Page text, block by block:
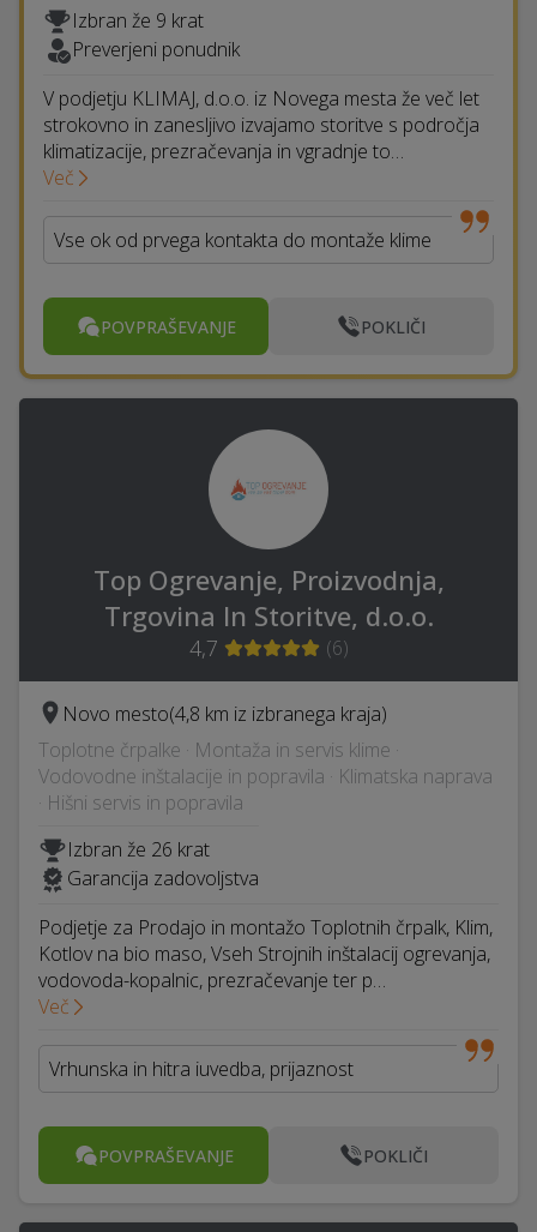
Izbran že 9 krat
Preverjeni ponudnik
V podjetju KLIMAJ, d.o.o. iz Novega mesta že več let
strokovno in zanesljivo izvajamo storitve s področja
klimatizacije, prezračevanja in vgradnje to…
Več
Vse ok od prvega kontakta do montaže klime
POVPRAŠEVANJE POKLIČI
Top Ogrevanje, Proizvodnja,
Trgovina In Storitve, d.o.o.
4,7 (6)
Novo mesto(4,8 km iz izbranega kraja)
Toplotne črpalke · Montaža in servis klime ·
Vodovodne inštalacije in popravila · Klimatska naprava
· Hišni servis in popravila
Izbran že 26 krat
Garancija zadovoljstva
Podjetje za Prodajo in montažo Toplotnih črpalk, Klim,
Kotlov na bio maso, Vseh Strojnih inštalacij ogrevanja,
vodovoda-kopalnic, prezračevanje ter p…
Več
Vrhunska in hitra iuvedba, prijaznost
POVPRAŠEVANJE POKLIČI